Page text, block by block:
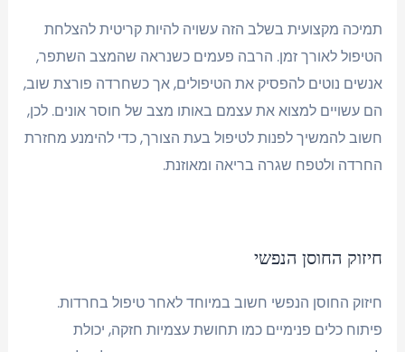
תמיכה מקצועית בשלב הזה עשויה להיות קריטית להצלחת
הטיפול לאורך זמן. הרבה פעמים כשנראה שהמצב השתפר,
אנשים נוטים להפסיק את הטיפולים, אך כשחרדה פורצת שוב,
הם עשויים למצוא את עצמם באותו מצב של חוסר אונים. לכן,
חשוב להמשיך לפנות לטיפול בעת הצורך, כדי להימנע מחזרת
החרדה ולטפח שגרה בריאה ומאוזנת.
חיזוק החוסן הנפשי
חיזוק החוסן הנפשי חשוב במיוחד לאחר טיפול בחרדות.
פיתוח כלים פנימיים כמו תחושת עצמיות חזקה, יכולת